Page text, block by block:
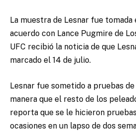
La muestra de Lesnar fue tomada
acuerdo con Lance Pugmire de
UFC recibió la noticia de que
marcado el 14 de julio.
Lesnar fue sometido a pruebas
manera que el resto de los
reporta que se le hicieron
ocasiones en un lapso de dos